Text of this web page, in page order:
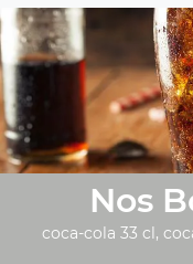
Nos
coca-cola 33 cl,